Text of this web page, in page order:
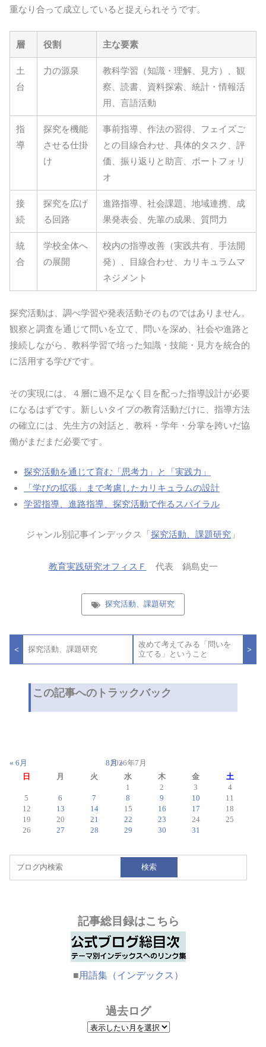
重なり合って成立していると捉えられそうです。
層 役割 主な要素
土
台
力の源泉
教科学習（知識・理解、見方）、観
察、読書、資料探索、統計・情報活
用、言語活動
指
導
探究を機能
させる仕掛
け
事前指導、作法の習得、フェイズご
との目線合わせ、具体的タスク、評
価、振り返りと助言、ポートフォリ
オ
接
続
探究を広げ
る回路
進路指導、社会課題、地域連携、成
果発表会、先輩の成果、質問力
統
合
学校全体へ
の展開
校内の指導改善（実践共有、手法開
発）、目線合わせ、カリキュラムマ
ネジメント
探究活動は、調べ学習や発表活動そのものではありません。
観察と調査を通じて問いを立て、問いを深め、社会や進路と
接続しながら、教科学習で培った知識・技能・見方を統合的
に活用する学びです。
その実現には、４層に過不足なく目を配った指導設計が必要
になるはずです。新しいタイプの教育活動だけに、指導方法
の確立には、先生方の対話と、教科・学年・分掌を跨いだ協
働がまだまだ必要です。
探究活動を通じて育む「思考力」と「実践力」
「学びの拡張」まで考慮したカリキュラムの設計
学習指導、進路指導、探究活動で作るスパイラル
ジャンル別記事インデックス「探究活動、課題研究 」
教育実践研究オフィスＦ 代表 鍋島史一
探究活動、課題研究
稿
ビ
< 探究活動、課題研究
改めて考えてみる「問いを
立てる」ということ
>
この記事へのトラックバック
2026年7月
日
月 火 水 木 金
土
1
2 3
4
5
6 7 8 9 10
11
12
13 14 15 16 17
18
19
20 21 22 23 24
25
26
27 28 29 30 31
« 6月 8月 »
検索
記事総目録はこちら
■用語集（インデックス）
過去ログ